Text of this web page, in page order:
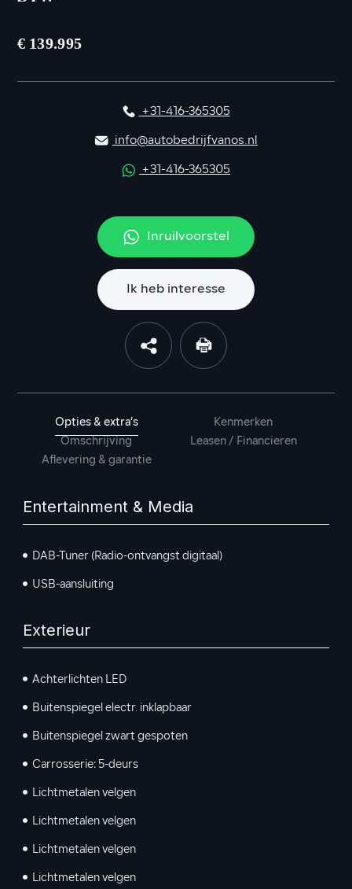
€ 139.995
+31-416-365305
info@autobedrijfvanos.nl
+31-416-365305
Inruilvoorstel
Ik heb interesse
Opties & extra’s
Kenmerken
Omschrijving
Leasen / Financieren
Aflevering & garantie
Entertainment & Media
DAB-Tuner (Radio-ontvangst digitaal)
USB-aansluiting
Exterieur
Achterlichten LED
Buitenspiegel electr. inklapbaar
Buitenspiegel zwart gespoten
Carrosserie: 5-deurs
Lichtmetalen velgen
Lichtmetalen velgen
Lichtmetalen velgen
Lichtmetalen velgen